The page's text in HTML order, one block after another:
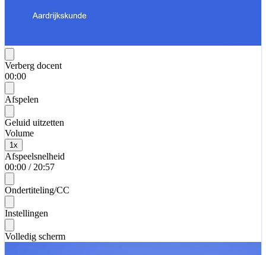
Verberg docent
00:00
Afspelen
Geluid uitzetten
Volume
1x
Afspeelsnelheid
00:00 / 20:57
Ondertiteling/CC
Instellingen
Volledig scherm